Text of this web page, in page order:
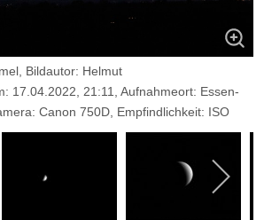
Bildautor: Helmut
17.04.2022, 21:11, Aufnahmeort: Essen-
Canon 750D, Empfindlichkeit: ISO
Filter: -, Belichtungszeit: 1/15 sec,